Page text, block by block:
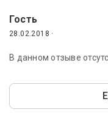
Гость
28.02.2018 ·
В данном отзыве